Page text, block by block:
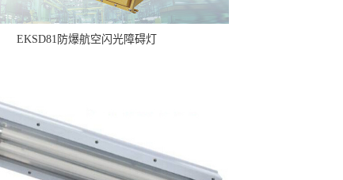
EKSD81防爆航空闪光障碍灯